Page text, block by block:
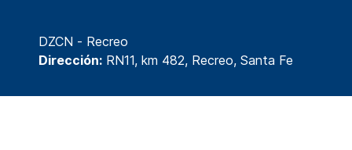
DZCN - Recreo
Dirección: RN11, km 482, Recreo, Santa Fe